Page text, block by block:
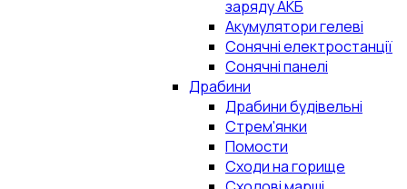
заряду АКБ
Акумулятори гелеві
Сонячні електростанції
Сонячні панелі
Драбини
Драбини будівельні
Стрем'янки
Помости
Сходи на горище